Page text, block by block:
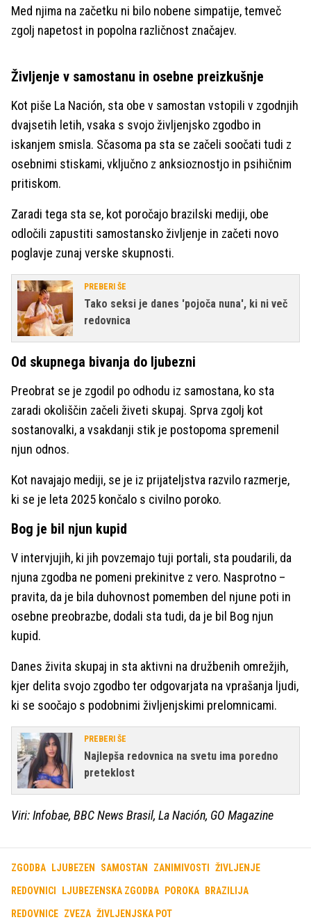
Med njima na začetku ni bilo nobene simpatije, temveč
zgolj napetost in popolna različnost značajev.
Življenje v samostanu in osebne preizkušnje
Kot piše La Nación, sta obe v samostan vstopili v zgodnjih
dvajsetih letih, vsaka s svojo življenjsko zgodbo in
iskanjem smisla. Sčasoma pa sta se začeli soočati tudi z
osebnimi stiskami, vključno z anksioznostjo in psihičnim
pritiskom.
Zaradi tega sta se, kot poročajo brazilski mediji, obe
odločili zapustiti samostansko življenje in začeti novo
poglavje zunaj verske skupnosti.
PREBERI ŠE
Tako seksi je danes 'pojoča nuna', ki ni več
redovnica
Od skupnega bivanja do ljubezni
Preobrat se je zgodil po odhodu iz samostana, ko sta
zaradi okoliščin začeli živeti skupaj. Sprva zgolj kot
sostanovalki, a vsakdanji stik je postopoma spremenil
njun odnos.
Kot navajajo mediji, se je iz prijateljstva razvilo razmerje,
ki se je leta 2025 končalo s civilno poroko.
Bog je bil njun kupid
V intervjujih, ki jih povzemajo tuji portali, sta poudarili, da
njuna zgodba ne pomeni prekinitve z vero. Nasprotno –
pravita, da je bila duhovnost pomemben del njune poti in
osebne preobrazbe, dodali sta tudi, da je bil Bog njun
kupid.
Danes živita skupaj in sta aktivni na družbenih omrežjih,
kjer delita svojo zgodbo ter odgovarjata na vprašanja ljudi,
ki se soočajo s podobnimi življenjskimi prelomnicami.
PREBERI ŠE
Najlepša redovnica na svetu ima poredno
preteklost
Viri: Infobae, BBC News Brasil, La Nación, GO Magazine
ZGODBA LJUBEZEN SAMOSTAN ZANIMIVOSTI ŽIVLJENJE
REDOVNICI LJUBEZENSKA ZGODBA POROKA BRAZILIJA
REDOVNICE ZVEZA ŽIVLJENJSKA POT